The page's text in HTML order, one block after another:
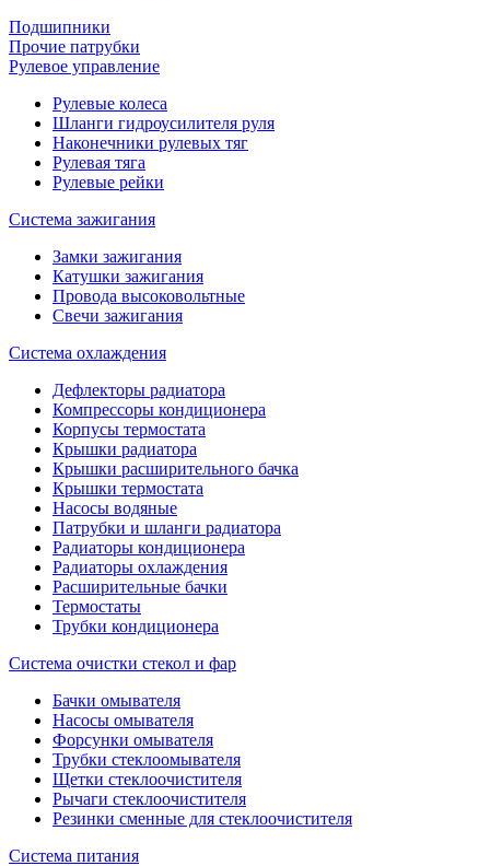
Подшипники
Прочие патрубки
Рулевое управление
Рулевые колеса
Шланги гидроусилителя руля
Наконечники рулевых тяг
Рулевая тяга
Рулевые рейки
Система зажигания
Замки зажигания
Катушки зажигания
Провода высоковольтные
Свечи зажигания
Система охлаждения
Дефлекторы радиатора
Компрессоры кондиционера
Корпусы термостата
Крышки радиатора
Крышки расширительного бачка
Крышки термостата
Насосы водяные
Патрубки и шланги радиатора
Радиаторы кондиционера
Радиаторы охлаждения
Расширительные бачки
Термостаты
Трубки кондиционера
Система очистки стекол и фар
Бачки омывателя
Насосы омывателя
Форсунки омывателя
Трубки стеклоомывателя
Щетки стеклоочистителя
Рычаги стеклоочистителя
Резинки сменные для стеклоочистителя
Система питания